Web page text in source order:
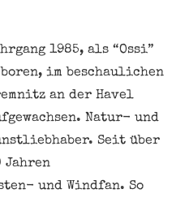
1985, als “Ossi”
im beschaulichen
an der Havel
Natur- und
Seit über
Jahren
und Windfan. So